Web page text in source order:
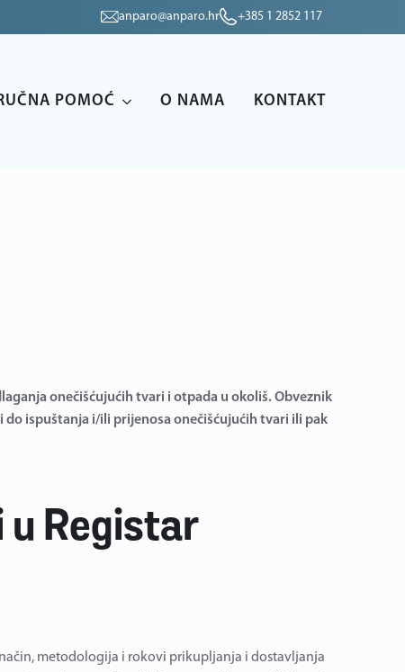
anparo@anparo.hr +385 1 2852 117
POMOĆ O NAMA KONTAKT
onečišćujućih tvari i otpada u okoliš. Obveznik
ispuštanja i/ili prijenosa onečišćujućih tvari ili pak
u Registar
metodologija i rokovi prikupljanja i dostavljanja